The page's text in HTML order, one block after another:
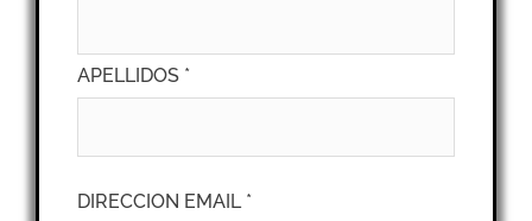
APELLIDOS *
DIRECCION EMAIL *